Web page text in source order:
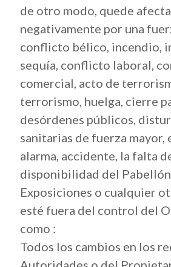
de otro modo, quede
negativamente por una
conflicto bélico, incendio,
sequía, conflicto laboral,
comercial, acto de
terrorismo, huelga, cierre
desórdenes públicos,
sanitarias de fuerza mayor,
alarma, accidente, la falta
disponibilidad del
Exposiciones o cualquier
esté fuera del control del
como :
Todos los cambios en los